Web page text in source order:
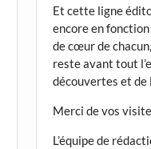
Et cette ligne
encore en
de cœur de
reste avant tout
découvertes et de
Merci de vos
L’équipe de